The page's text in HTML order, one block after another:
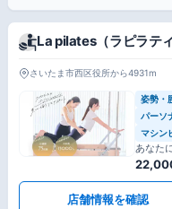
La pilates（ラピラテ
さいたま市西区役所から4931m
姿勢・
パーソ
マシン
あなた
店舗情報を確認